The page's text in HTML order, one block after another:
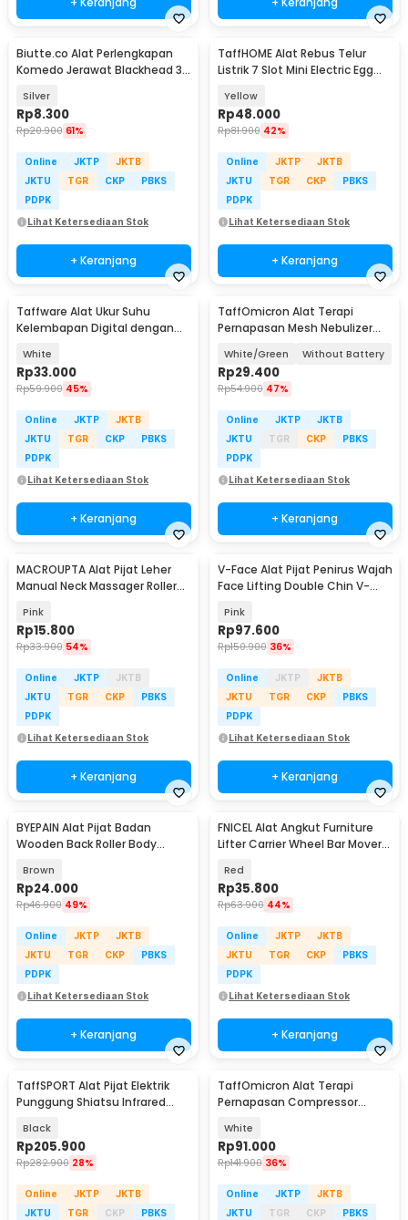
Biutte.co Alat Perlengkapan
Komedo Jerawat Blackhead 3
Silver
Rp8.300
Rp20.900 61%
Online JKTP
JKTB
JKTU
TGR CKP
PBKS
PDPK
Lihat Ketersediaan Stok
+ Keranjang
TaffHOME Alat Rebus Telur
Listrik 7 Slot Mini Electric Egg
Yellow
Rp48.000
Rp81.900 42%
Online JKTP
JKTB
JKTU
TGR CKP
PBKS
PDPK
Lihat Ketersediaan Stok
+ Keranjang
Taffware Alat Ukur Suhu
Kelembapan Digital dengan
White
Rp33.000
Rp59.900 45%
Online JKTP
JKTB
JKTU
TGR CKP
PBKS
PDPK
Lihat Ketersediaan Stok
+ Keranjang
TaffOmicron Alat Terapi
Pernapasan Mesh Nebulizer
White/Green Without Battery
Rp29.400
Rp54.900 47%
Online JKTP
JKTB
JKTU
TGR CKP
PBKS
PDPK
Lihat Ketersediaan Stok
+ Keranjang
MACROUPTA Alat Pijat Leher
Manual Neck Massager Roller
Pink
Rp15.800
Rp33.900 54%
Online JKTP
JKTB
JKTU
TGR CKP
PBKS
PDPK
Lihat Ketersediaan Stok
+ Keranjang
V-Face Alat Pijat Penirus Wajah
Face Lifting Double Chin V-
Pink
Rp97.600
Rp150.900 36%
Online JKTP
JKTB
JKTU
TGR CKP
PBKS
PDPK
Lihat Ketersediaan Stok
+ Keranjang
BYEPAIN Alat Pijat Badan
Wooden Back Roller Body
Brown
Rp24.000
Rp46.900 49%
Online JKTP
JKTB
JKTU
TGR CKP
PBKS
PDPK
Lihat Ketersediaan Stok
+ Keranjang
FNICEL Alat Angkut Furniture
Lifter Carrier Wheel Bar Mover
Red
Rp35.800
Rp63.900 44%
Online JKTP
JKTB
JKTU
TGR CKP
PBKS
PDPK
Lihat Ketersediaan Stok
+ Keranjang
TaffSPORT Alat Pijat Elektrik
Punggung Shiatsu Infrared
Black
Rp205.900
Rp282.900 28%
Online JKTP
JKTB
JKTU
TGR CKP
PBKS
TaffOmicron Alat Terapi
Pernapasan Compressor
White
Rp91.000
Rp141.900 36%
Online JKTP
JKTB
JKTU
TGR CKP
PBKS